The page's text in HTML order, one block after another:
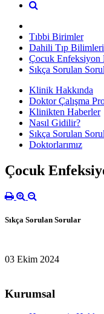
Tıbbi Birimler
Dahili Tıp Bilimleri
Çocuk Enfeksiyon
Sıkça Sorulan
Klinik Hakkında
Doktor Çalışma
Klinikten Haberler
Nasıl Gidilir?
Sıkça Sorulan
Doktorlarımız
Çocuk
Sıkça Sorulan Sorular
03 Ekim 2024
Kurumsal